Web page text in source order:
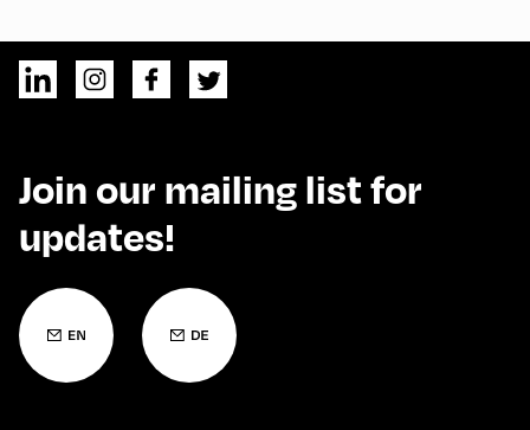
Join our mailing list for
updates!